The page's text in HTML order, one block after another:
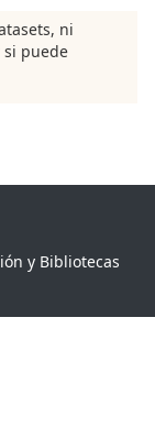
ni
si puede
y Bibliotecas